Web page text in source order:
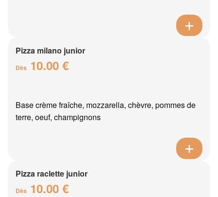
Pizza milano junior
Dès 10.00 €
Base crème fraîche, mozzarella, chèvre, pommes de
terre, oeuf, champignons
Pizza raclette junior
Dès 10.00 €